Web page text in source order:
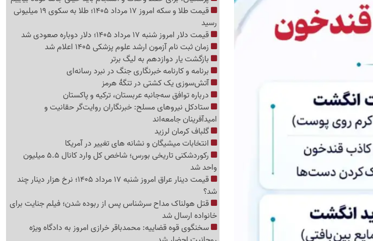
قیمت طلا و سکه امروز 17 مرداد 1405؛ طلا به سکوی 19 میلیونی
رسید
قیمت دلار امروز شنبه 17 مرداد 1405؛ دلار دوباره صعودی شد
زمان ثبت نام آزمون ارشد علوم پزشکی 1405 اعلام شد
بازگشت یار دوازدهم به لیگ برتر
برنامه و کارنامه خبرنگاری جنگ در نبرد رسانه‌ای
آتش‌سوزی یک کشتی در تنگهٔ هرمز
درباره توافق سه‌جانبه عربستان، ترکیه و پاکستان
ستادکل نیروهای مسلح: خبرنگاران روایت‌گر حقانیت و
امیدآفرینان جامعه‌اند
گلباف کرمان لرزید
انتخابات میشیگان و نشانه های تغییر در آمریکا
رکوردشکنی تاریخی بورس؛ شاخص کل وارد کانال 5.5 میلیون
واحد شد
قیمت دینار عراق امروز شنبه 17 مرداد 1405؛ نرخ هزار دینار چند
شد؟
قتل هولناک مداح سرشناس پس از ربوده شدن؛ فیلم جنایت برای
خانواده ارسال شد
سخنگوی قوه قضاییه: محمدباقر خرازی امروز به دادگاه ویژه